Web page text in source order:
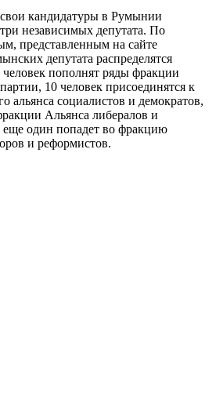
кандидатуры в Румынии
независимых депутата. По
представленным на сайте
депутата распределятся
пополнят ряды фракции
10 человек присоединятся к
альянса социалистов и демократов,
Альянса либералов и
еще один попадет во фракцию
и реформистов.